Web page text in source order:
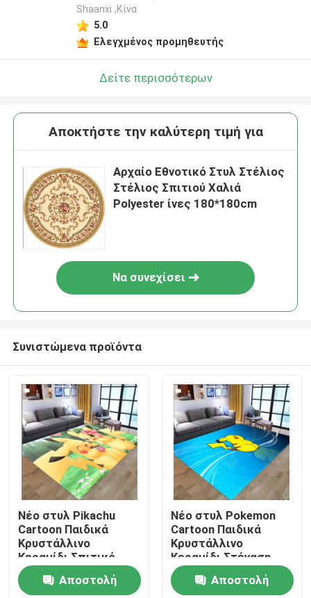
ΠΡΟΪΟΝΤΑ
βίντεο
Shaanxi ,Κίνα
5.0
Ελεγχμένος προμηθευτής
Δείτε περισσότερων
Αποκτήστε την καλύτερη τιμή για
Αρχαίο Εθνοτικό Στυλ Στέλιος
Στέλιος Σπιτιού Χαλιά
Polyester ίνες 180*180cm
Να συνεχίσει
Συνιστώμενα προϊόντα
Νέο στυλ Pikachu
Cartoon Παιδικά
Κρυστάλλινο
Κεραμίδι Σπιτικό,
Κοιτώριο Σπιτικό
Σώμα Γόμα χαλιά
Αποστολή
Νέο στυλ Pokemon
Cartoon Παιδικά
Κρυστάλλινο
Κεραμίδι Στέγαση,
Κοιτώριο Στέγαση
Σώμα Γόμα χαλιά
Αποστολή